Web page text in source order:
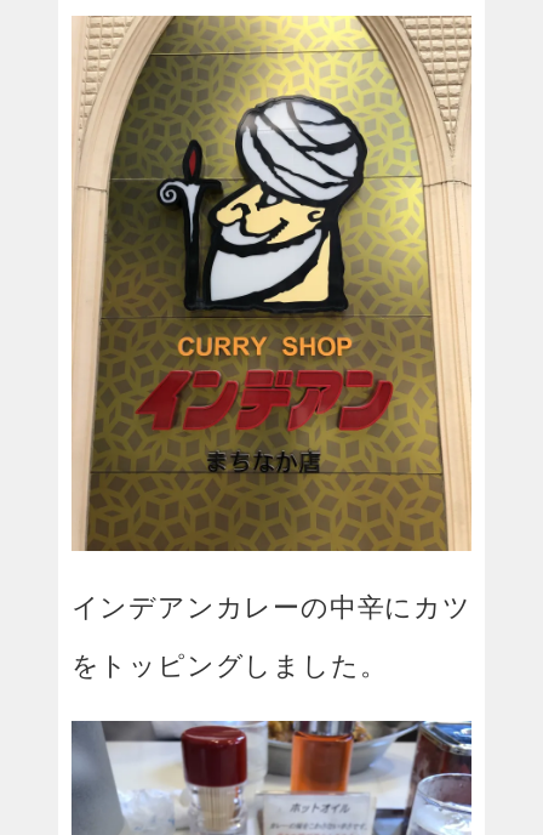
インデアンカレーの中辛にカツ
をトッピングしました。